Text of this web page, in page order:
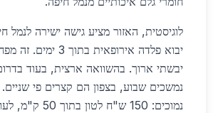
לוגיסטית, האזור מציע גישה ישירה
יבוא פלדה אירופאית
יבשתי ארוך. בהשוואה ארצית, בעוד
נמשכים שבוע, בצפון הם קצרים פי שניים.